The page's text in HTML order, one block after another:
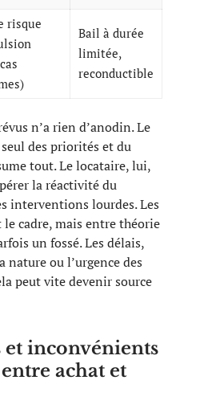
risque
Bail à durée
limitée,
reconductible
n’a rien d’anodin. Le
des priorités et du
tout. Le locataire, lui,
la réactivité du
interventions lourdes. Les
cadre, mais entre théorie
un fossé. Les délais,
nature ou l’urgence des
peut vite devenir source
et inconvénients
achat et